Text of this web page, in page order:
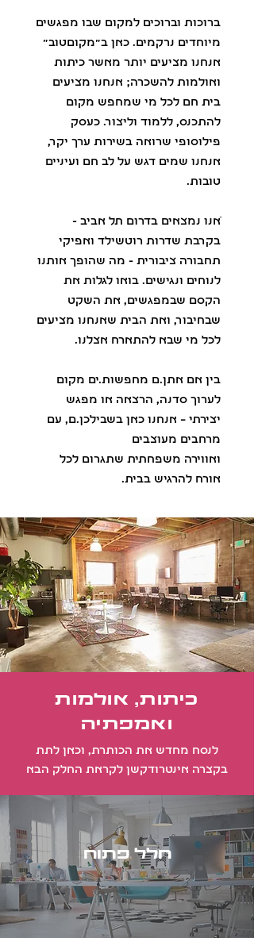
ברוכות וברוכים למקום שבו מפגשים
מיוחדים נרקמים. כאן ב״מקוםטוב״
אנחנו מציעים יותר מאשר כיתות
ואולמות להשכרה; אנחנו מציעים
בית חם לכל מי שמחפש מקום
להתכנס, ללמוד וליצור. כעסק
פילוסופי שרואה בשירות ערך יקר,
אנחנו שמים דגש על לב חם ועיניים
טובות.
ֿאנו נמצאים בדרום תל אביב -
בקרבת שדרות רוטשילד ואפיקי
תחבורה ציבורית - מה שהופך אותנו
לנוחים ונגישים. בואו לגלות את
הקסם שבמפגשים, את השקט
שבחיבור, ואת הבית שאנחנו מציעים
לכל מי שבא להתארח אצלנו.
בין אם אתן.ם מחפשות.ים מקום
לערוך סדנה, הרצאה או מפגש
יצירתי – אנחנו כאן בשבילכן.ם, עם
מרחבים מעוצבים
ואווירה משפחתית שתגרום לכל
אורח להרגיש בבית.
כיתות, אולמות
ואמפתיה
לנסח מחדש את הכותרת, וכאן לתת
בקצרה אינטרודקשן לקראת החלק הבא
חלל פתוח